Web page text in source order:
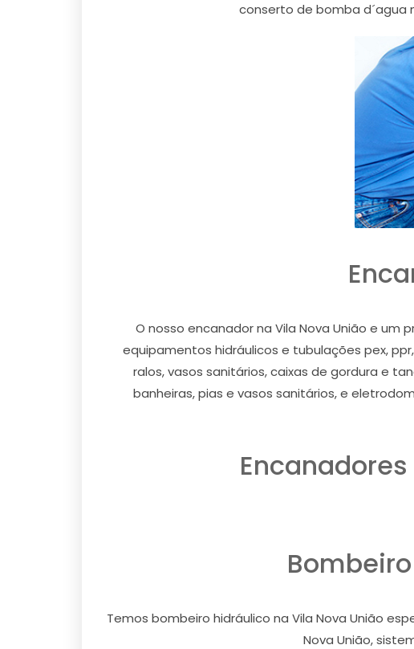
conserto de bomba d´agua
O nosso encanador na Vila Nova União e
equipamentos hidráulicos e tubulações pex,
ralos, vasos sanitários, caixas de gordura e
banheiras, pias e vasos sanitários, e
Temos bombeiro hidráulico na Vila Nova União
Nova União,